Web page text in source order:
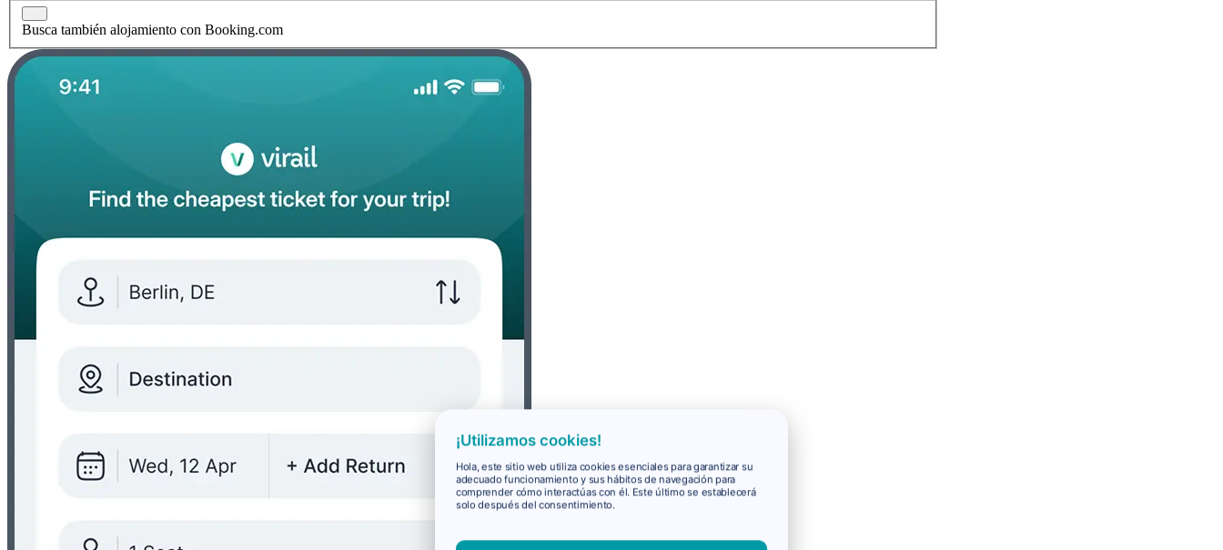
Busca también alojamiento con Booking.com
¡Utilizamos cookies!
Hola, este sitio web utiliza cookies esenciales para garantizar su
adecuado funcionamiento y sus hábitos de navegación para
comprender cómo interactúas con él. Este último se establecerá
solo después del consentimiento.